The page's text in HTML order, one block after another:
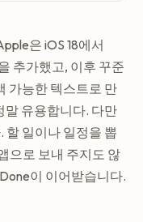
은 iOS 18에서
추가했고, 이후 꾸준
가능한 텍스트로 만
말 유용합니다. 다만
할 일이나 일정을 뽑
으로 보내 주지도 않
이 이어받습니다.